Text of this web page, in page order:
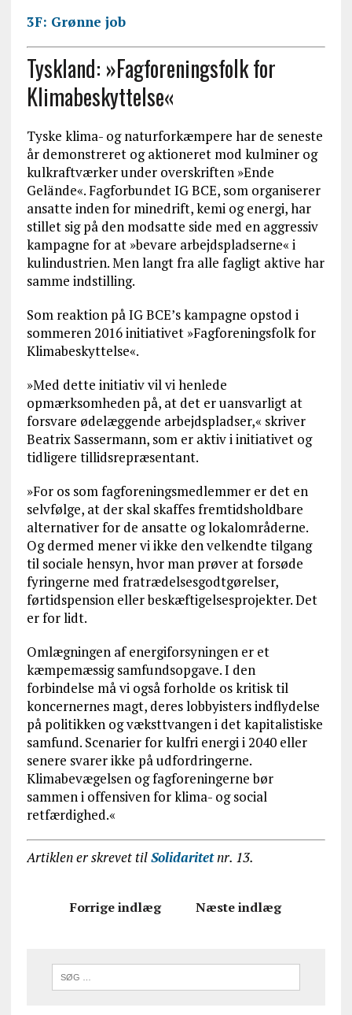
3F: Grønne job
Tyskland: »Fagforeningsfolk for
Klimabeskyttelse«
Tyske klima- og naturforkæmpere har de seneste
år demonstreret og aktioneret mod kulminer og
kulkraftværker under overskriften »Ende
Gelände«. Fagforbundet IG BCE, som organiserer
ansatte inden for minedrift, kemi og energi, har
stillet sig på den modsatte side med en aggressiv
kampagne for at »bevare arbejdspladserne« i
kulindustrien. Men langt fra alle fagligt aktive har
samme indstilling.
Som reaktion på IG BCE’s kampagne opstod i
sommeren 2016 initiativet »Fagforeningsfolk for
Klimabeskyttelse«.
»Med dette initiativ vil vi henlede
opmærksomheden på, at det er uansvarligt at
forsvare ødelæggende arbejdspladser,« skriver
Beatrix Sassermann, som er aktiv i initiativet og
tidligere tillidsrepræsentant.
»For os som fagforeningsmedlemmer er det en
selvfølge, at der skal skaffes fremtidsholdbare
alternativer for de ansatte og lokalområderne.
Og dermed mener vi ikke den velkendte tilgang
til sociale hensyn, hvor man prøver at forsøde
fyringerne med fratrædelsesgodtgørelser,
førtidspension eller beskæftigelsesprojekter. Det
er for lidt.
Omlægningen af energiforsyningen er et
kæmpemæssig samfundsopgave. I den
forbindelse må vi også forholde os kritisk til
koncernernes magt, deres lobbyisters indflydelse
på politikken og væksttvangen i det kapitalistiske
samfund. Scenarier for kulfri energi i 2040 eller
senere svarer ikke på udfordringerne.
Klimabevægelsen og fagforeningerne bør
sammen i offensiven for klima- og social
retfærdighed.«
Artiklen er skrevet tilSolidaritetnr. 13.
Forrige indlæg Næste indlæg